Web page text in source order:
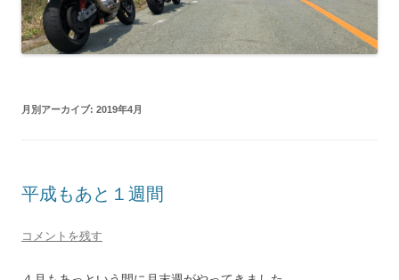
月別アーカイブ: 2019年4月
平成もあと１週間
コメントを残す